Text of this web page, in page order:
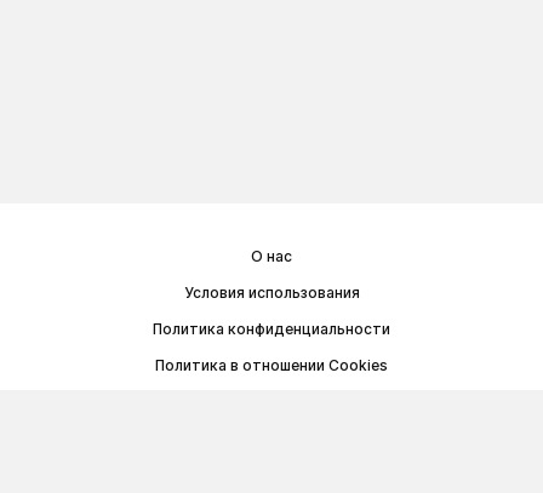
О нас
Условия использования
Политика конфиденциальности
Политика в отношении Cookies